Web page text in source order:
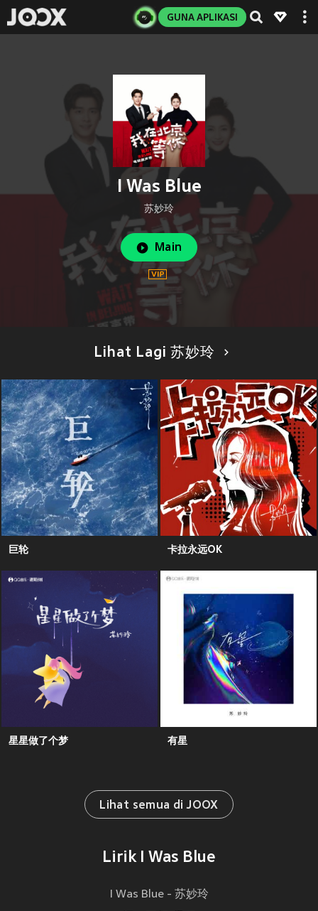
GUNA APLIKASI
I Was Blue
苏妙玲
Main
Lihat Lagi 苏妙玲
巨轮 卡拉永远OK
星星做了个梦 有星
Lihat semua di JOOX
Lirik I Was Blue
I Was Blue - 苏妙玲